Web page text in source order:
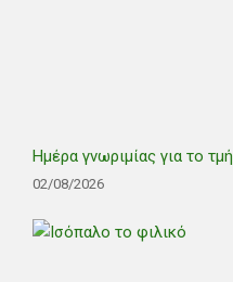
Ημέρα γνωριμίας για το
02/08/2026